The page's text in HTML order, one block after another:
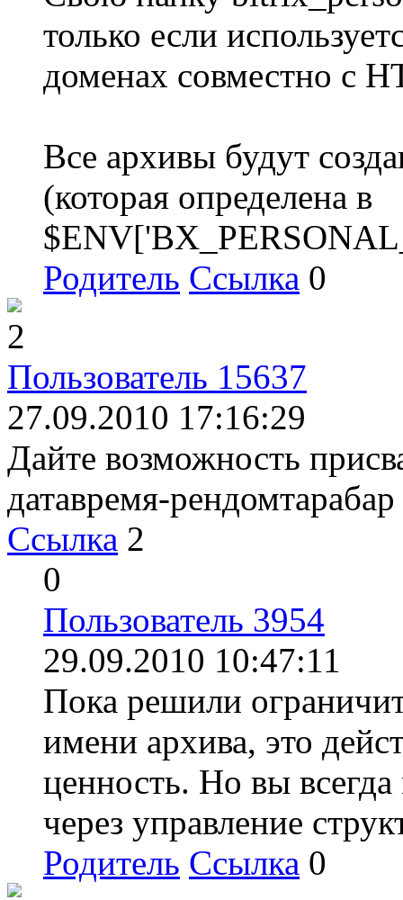
только если
доменах совместно с
Все архивы будут
(которая определена в
Родитель Ссылка 0
2
Пользователь 15637
27.09.2010 17:16:29
Дайте возможность
датавремя-рендомтарабар
Ссылка 2
0
Пользователь 3954
29.09.2010 10:47:11
Пока решили
имени архива, это
ценность. Но вы
через управление
Родитель Ссылка 0